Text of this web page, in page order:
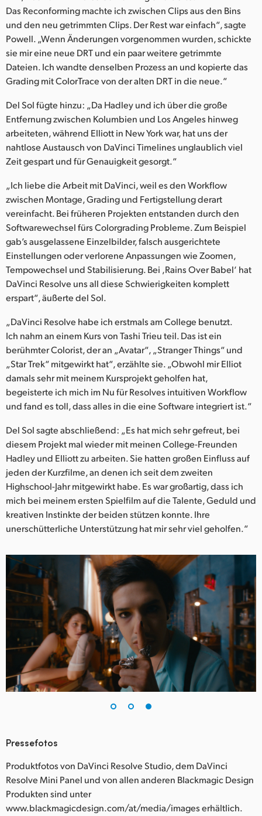
Das Reconforming machte ich zwischen Clips aus den Bins
und den neu getrimmten Clips. Der Rest war einfach“, sagte
Powell. „Wenn Änderungen vorgenommen wurden, schickte
sie mir eine neue DRT und ein paar weitere getrimmte
Dateien. Ich wandte denselben Prozess an und kopierte das
Grading mit ColorTrace von der alten DRT in die neue.“
Del Sol fügte hinzu: „Da Hadley und ich über die große
Entfernung zwischen Kolumbien und Los Angeles hinweg
arbeiteten, während Elliott in New York war, hat uns der
nahtlose Austausch von DaVinci Timelines unglaublich viel
Zeit gespart und für Genauigkeit gesorgt.“
„Ich liebe die Arbeit mit DaVinci, weil es den Workflow
zwischen Montage, Grading und Fertigstellung derart
vereinfacht. Bei früheren Projekten entstanden durch den
Softwarewechsel fürs Colorgrading Probleme. Zum Beispiel
gab’s ausgelassene Einzelbilder, falsch ausgerichtete
Einstellungen oder verlorene Anpassungen wie Zoomen,
Tempowechsel und Stabilisierung. Bei ,Rains Over Babel‘ hat
DaVinci Resolve uns all diese Schwierigkeiten komplett
erspart“, äußerte del Sol.
„DaVinci Resolve habe ich erstmals am College benutzt.
Ich nahm an einem Kurs von Tashi Trieu teil. Das ist ein
berühmter Colorist, der an „Avatar“, „Stranger Things“ und
„Star Trek“ mitgewirkt hat“, erzählte sie. „Obwohl mir Elliot
damals sehr mit meinem Kursprojekt geholfen hat,
begeisterte ich mich im Nu für Resolves intuitiven Workflow
und fand es toll, dass alles in die eine Software integriert ist.“
Del Sol sagte abschließend: „Es hat mich sehr gefreut, bei
diesem Projekt mal wieder mit meinen College-Freunden
Hadley und Elliott zu arbeiten. Sie hatten großen Einfluss auf
jeden der Kurzfilme, an denen ich seit dem zweiten
Highschool-Jahr mitgewirkt habe. Es war großartig, dass ich
mich bei meinem ersten Spielfilm auf die Talente, Geduld und
kreativen Instinkte der beiden stützen konnte. Ihre
unerschütterliche Unterstützung hat mir sehr viel geholfen.“
Pressefotos
Produktfotos von DaVinci Resolve Studio, dem DaVinci
Resolve Mini Panel und von allen anderen Blackmagic Design
Produkten sind unter
www.blackmagicdesign.com/at/media/images erhältlich.